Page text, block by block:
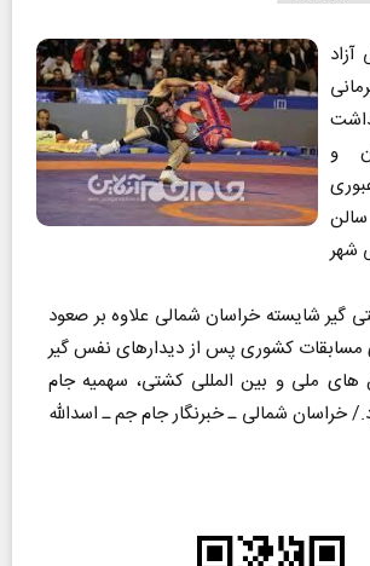
و
شهر
گیر شایسته خراسان شمالی علاوه بر صعود
مسابقات کشوری پس از دیدارهای نفس گیر
های ملی و بین المللی کشتی، سهمیه جام
خراسان شمالی ـ خبرنگار جام جم ـ اسدالله